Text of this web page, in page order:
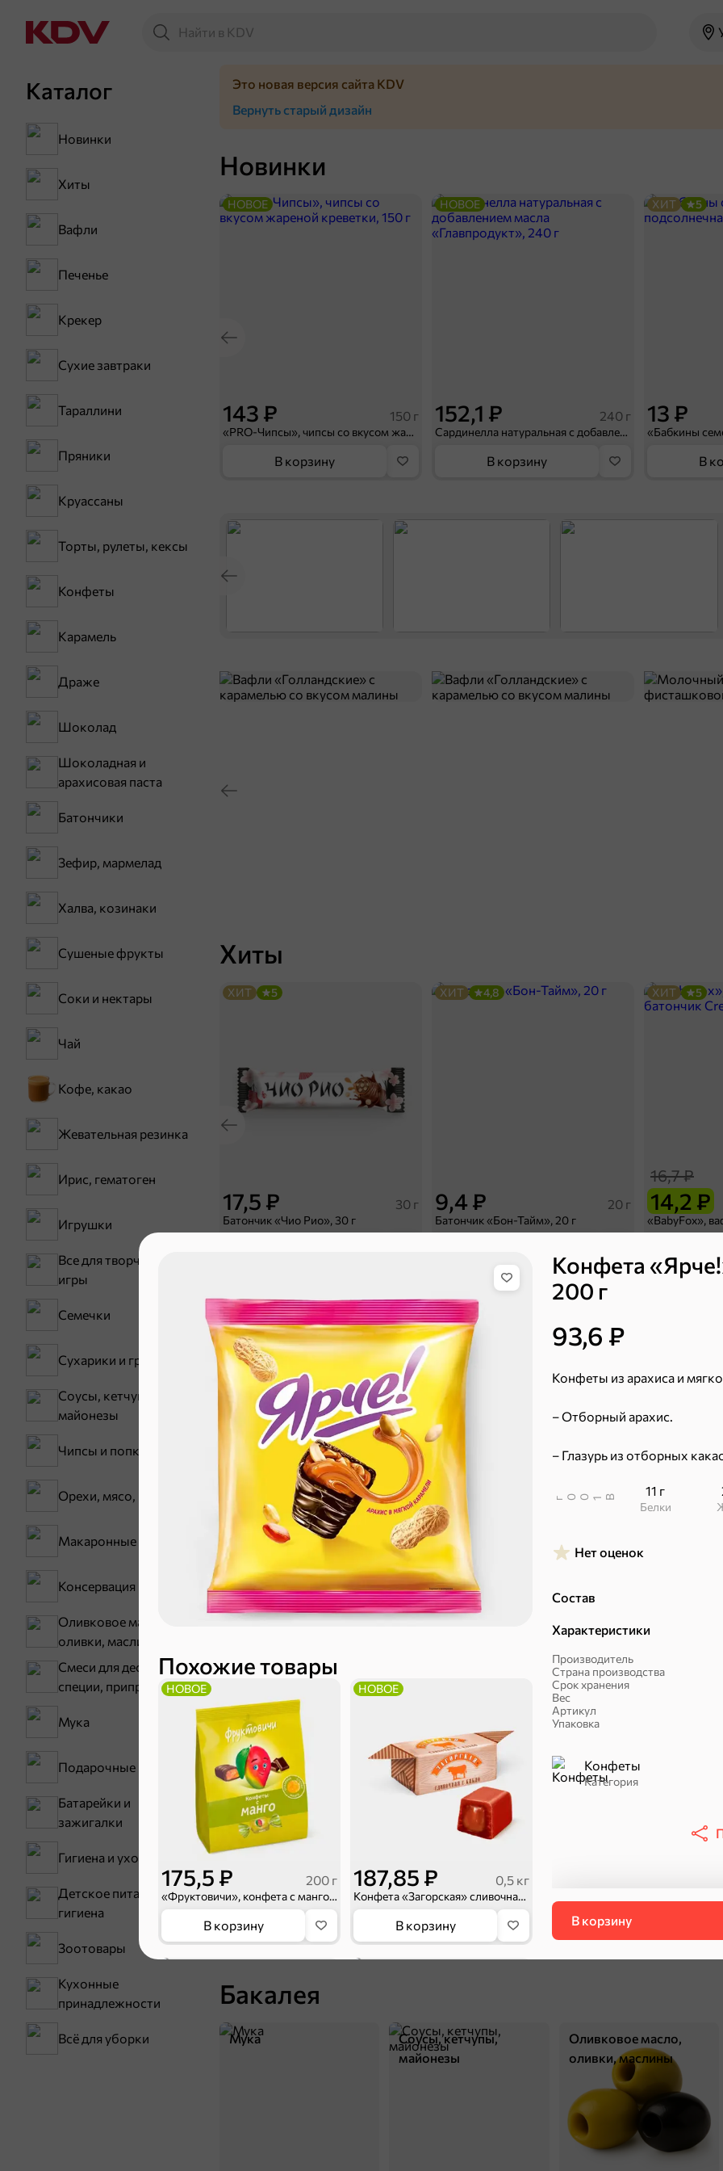
Похожие товары
175,5 ₽ 200 г
«Фруктовичи», конфета с манго, 200 г
НОВОЕ
В корзину
187,85 ₽ 0,5 кг
Конфета «Загорская» сливочная с какао (упаковка 0,5 кг)
НОВОЕ
В корзину
Конфета
200 г
93,6 ₽
Конфеты из арахиса и
– Отборный арахис.
– Глазурь из отборных
В
1 00
г
11 г
Белки
Нет оценок
Состав
Характеристики
Производитель
Страна производства
Срок хранения
Вес
Артикул
Упаковка
Конфеты
Категория
В корзину
Каталог
Новинки
Хиты
Вафли
Печенье
Крекер
Сухие завтраки
Тараллини
Пряники
Круассаны
Торты, рулеты, кексы
Конфеты
Карамель
Драже
Шоколад
Шоколадная и
арахисовая паста
Батончики
Зефир, мармелад
Халва, козинаки
Сушеные фрукты
Соки и нектары
Чай
Кофе, какао
Жевательная резинка
Ирис, гематоген
Игрушки
Все для творчества,
игры
Семечки
Сухарики и гренки
Соусы, кетчупы,
майонезы
Чипсы и попкорн
Орехи, мясо, рыба
Макаронные изделия
Консервация
Оливковое масло,
оливки, маслины
Смеси для десертов,
специи, приправы
Мука
Подарочные пакеты
Батарейки и
зажигалки
Гигиена и уход
Детское питание и
гигиена
Зоотовары
Кухонные
принадлежности
Всё для уборки
Новинки
143 ₽ 150 г
«PRO-Чипсы», чипсы со вкусом жареной креветки, 150 г
НОВОЕ
В корзину
152,1 ₽ 240 г
Сардинелла натуральная с добавлением масла «Главпродукт», 240 г
НОВОЕ
В корзину
13 ₽
ХИТ 5
В
Хиты
17,5 ₽ 30 г
Батончик «Чио Рио», 30 г
ХИТ 5
9,4 ₽ 20 г
Батончик «Бон-Тайм», 20 г
ХИТ 4,8
16,7 ₽
14,2 ₽
ХИТ 5
Сладости и десерты
Конфеты Ирис, гематоген
Зефир, мармелад
Торты, рулеты, кексы Вафли
Карамель
Пряники
Тараллини Халва, козинаки
Снеки и орехи
Семечки Сухарики и гренки
Бакалея
Мука
Соусы, кетчупы,
майонезы
Оливковое масло,
оливки, маслины
Это новая версия сайта KDV
Вернуть старый дизайн